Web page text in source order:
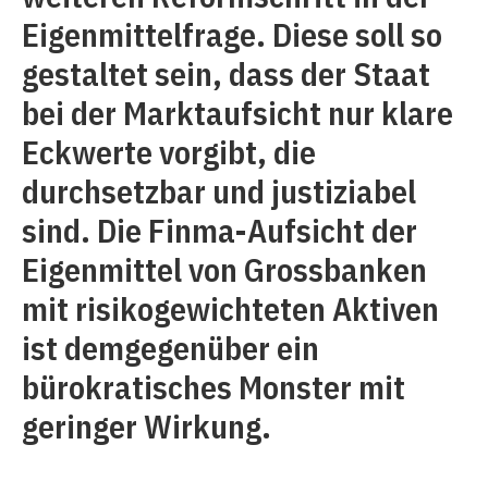
Eigenmittelfrage. Diese soll so
gestaltet sein, dass der Staat
bei der Marktaufsicht nur klare
Eckwerte vorgibt, die
durchsetzbar und justiziabel
sind. Die Finma-Aufsicht der
Eigenmittel von Grossbanken
mit risikogewichteten Aktiven
ist demgegenüber ein
bürokratisches Monster mit
geringer Wirkung.